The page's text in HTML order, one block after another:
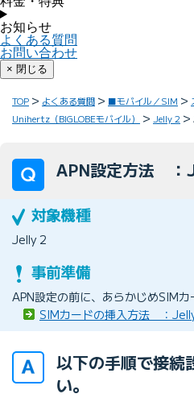
お知らせ
よくある質問
お問い合わせ
× 閉じる
TOP よくある質問 ■モバイル／SIM
Unihertz（BIGLOBEモバイル）
Jelly 2
APN設定方法 ：
Jelly 2
APN設定の前に、あらかじめSIMカ
SIMカードの挿入方法 ：
以下の手順で接続
い。